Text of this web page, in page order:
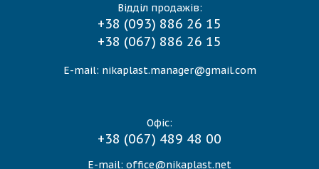
Відділ продажів:
+38 (093) 886 26 15
+38 (067) 886 26 15
E-mail: nikaplast.manager@gmail.com
Офіс:
+38 (067) 489 48 00
E-mail: office@nikaplast.net